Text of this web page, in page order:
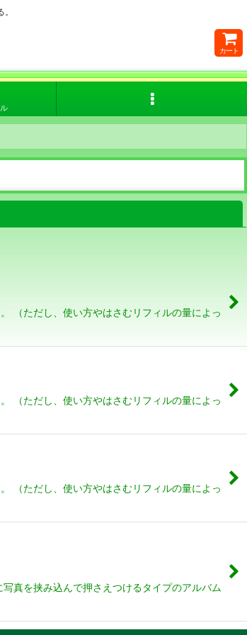
カート
（ただし、使い方やはさむリフィルの量によっ
（ただし、使い方やはさむリフィルの量によっ
（ただし、使い方やはさむリフィルの量によっ
真を挟み込んで押さえつけるタイプのアルバム